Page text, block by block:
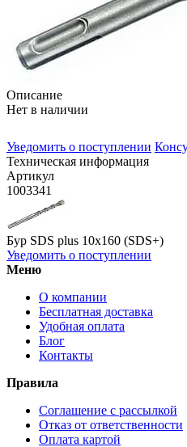
Описание
Нет в наличии
Уведомить о поступлении
Техническая информация
Артикул
1003341
Бур SDS plus 10х160 (SDS+)
Уведомить о поступлении
Меню
О компании
Бесплатная доставка
Удобная оплата
Блог
Контакты
Правила
Соглашение с рассылкой
Отказ от ответственности
Оплата картой